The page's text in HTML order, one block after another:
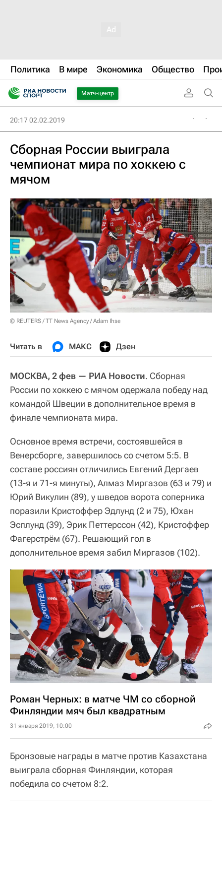
Политика В мире Экономика Общество
Матч-центр
20:17 02.02.2019
Сборная России выиграла
чемпионат мира по хоккею с
мячом
© REUTERS / TT News Agency / Adam Ihse
Читать в МАКС Дзен
МОСКВА, 2 фев — РИА Новости. Сборная
России по хоккею с мячом одержала победу над
командой Швеции в дополнительное время в
финале чемпионата мира.
Основное время встречи, состоявшейся в
Венерсборге, завершилось со счетом 5:5. В
составе россиян отличились Евгений Дергаев
(13-я и 71-я минуты), Алмаз Миргазов (63 и 79) и
Юрий Викулин (89), у шведов ворота соперника
поразили Кристоффер Эдлунд (2 и 75), Юхан
Эсплунд (39), Эрик Петтерссон (42), Кристоффер
Фагерстрём (67). Решающий гол в
дополнительное время забил Миргазов (102).
Роман Черных: в матче ЧМ со сборной
Финляндии мяч был квадратным
31 января 2019, 10:00
Бронзовые награды в матче против Казахстана
выиграла сборная Финляндии, которая
победила со счетом 8:2.